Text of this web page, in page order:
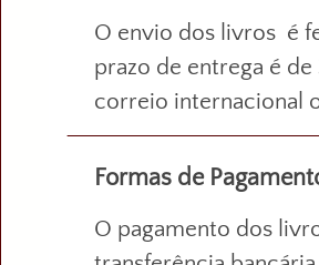
O envio dos livros é
prazo de entrega é
correio internacional
Formas de
O pagamento dos